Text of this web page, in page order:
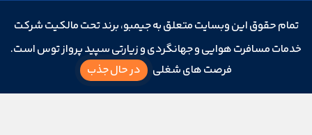
تمام حقوق این وبسایت متعلق به جیمبو، برند تحت مالکیت شرکت
خدمات مسافرت هوایی و جهانگردی و زیارتی سپید پرواز توس است.
فرصت های شغلی
در حال جذب